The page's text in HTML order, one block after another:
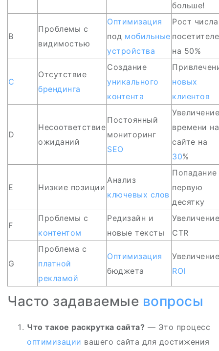
больше!
B
Проблемы с
видимостью
Оптимизация
под мобильные
устройства
Рост числа
на 50%
C
Отсутствие
брендинга
Создание
уникального
контента
новых
клиентов
D
Несоответствие
ожиданий
Постоянный
мониторинг
SEO
Увеличение
времени на
сайте на
30%
E Низкие позиции
Анализ
ключевых слов
Попадание
первую
десятку
F
Проблемы с
контентом
Редизайн и
новые тексты
Увеличение
CTR
G
Проблема с
платной
рекламой
Оптимизация
бюджета
Увеличение
ROI
Часто задаваемые вопросы
Что такое раскрутка сайта? — Это процесс
оптимизации вашего сайта для достижения